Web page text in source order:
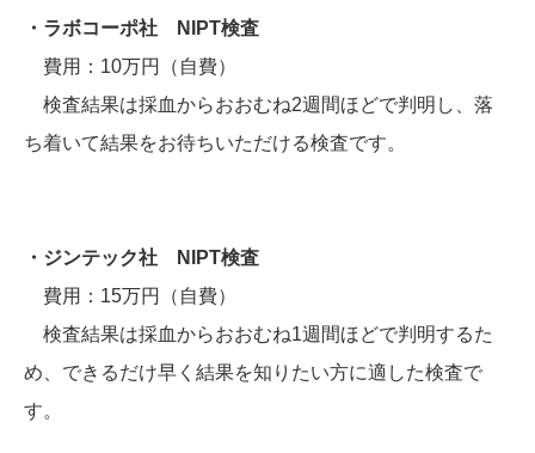
・ラボコーポ社 NIPT検査
費用：10万円（自費）
検査結果は採血からおおむね2週間ほどで判明し、落
ち着いて結果をお待ちいただける検査です。
・ジンテック社 NIPT検査
費用：15万円（自費）
検査結果は採血からおおむね1週間ほどで判明するた
め、できるだけ早く結果を知りたい方に適した検査で
す。